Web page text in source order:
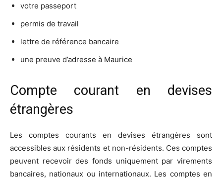
votre passeport
permis de travail
lettre de référence bancaire
une preuve d’adresse à Maurice
Compte courant en devises
étrangères
Les comptes courants en devises étrangères sont
accessibles aux résidents et non-résidents. Ces comptes
peuvent recevoir des fonds uniquement par virements
bancaires, nationaux ou internationaux. Les comptes en